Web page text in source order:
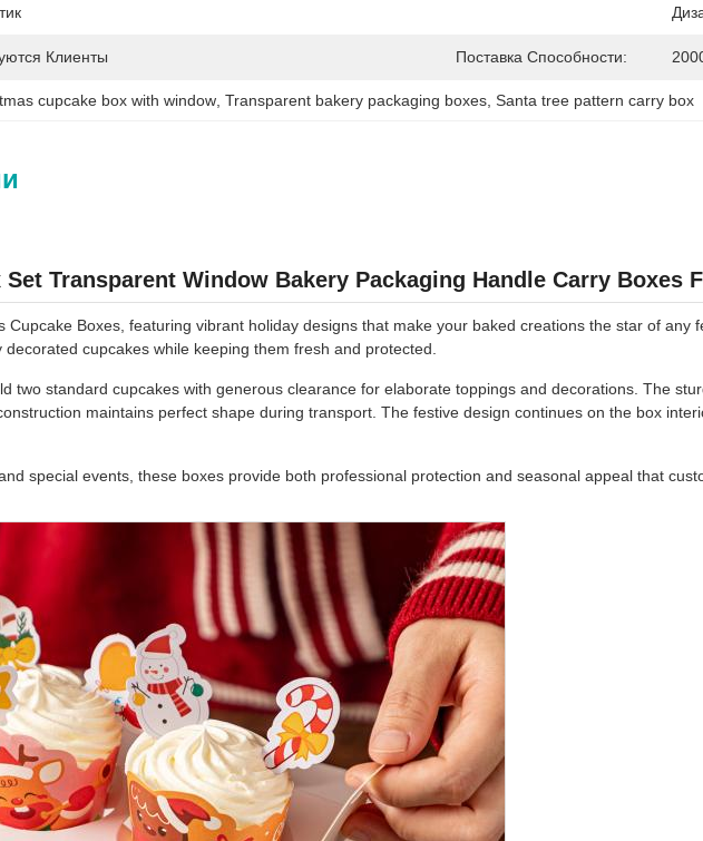
Клиенты Поставка Способности:
cupcake box with window Transparent bakery packaging boxes Santa tree pattern carry box
Transparent Window Bakery Packaging Handle Carry Boxes
Cupcake Boxes, featuring vibrant holiday designs that make your baked creations the star of
cupcakes while keeping them fresh and protected.
two standard cupcakes with generous clearance for elaborate toppings and decorations. The
maintains perfect shape during transport. The festive design continues on the box
special events, these boxes provide both professional protection and seasonal appeal that